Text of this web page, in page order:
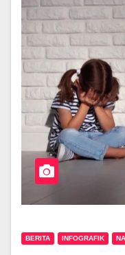
BERITA INFOGRAFIK